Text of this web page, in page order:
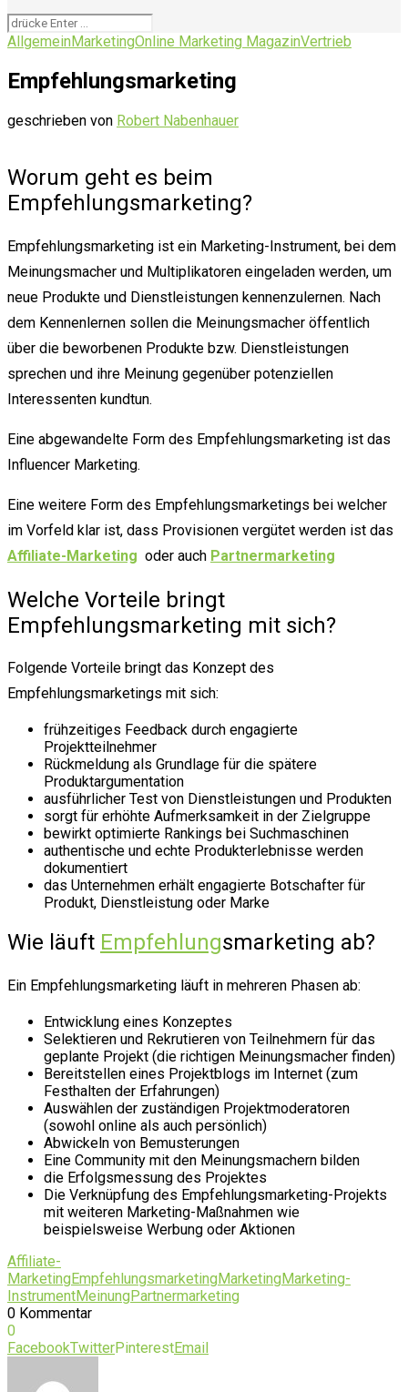
AllgemeinMarketingOnline Marketing MagazinVertrieb
Empfehlungsmarketing
geschrieben von Robert Nabenhauer
Worum geht es beim
Empfehlungsmarketing?
Empfehlungsmarketing ist ein Marketing-Instrument, bei dem
Meinungsmacher und Multiplikatoren eingeladen werden, um
neue Produkte und Dienstleistungen kennenzulernen. Nach
dem Kennenlernen sollen die Meinungsmacher öffentlich
über die beworbenen Produkte bzw. Dienstleistungen
sprechen und ihre Meinung gegenüber potenziellen
Interessenten kundtun.
Eine abgewandelte Form des Empfehlungsmarketing ist das
Influencer Marketing.
Eine weitere Form des Empfehlungsmarketings bei welcher
im Vorfeld klar ist, dass Provisionen vergütet werden ist das
Affiliate-Marketing oder auch Partnermarketing
Welche Vorteile bringt
Empfehlungsmarketing mit sich?
Folgende Vorteile bringt das Konzept des
Empfehlungsmarketings mit sich:
frühzeitiges Feedback durch engagierte
Projektteilnehmer
Rückmeldung als Grundlage für die spätere
Produktargumentation
ausführlicher Test von Dienstleistungen und Produkten
sorgt für erhöhte Aufmerksamkeit in der Zielgruppe
bewirkt optimierte Rankings bei Suchmaschinen
authentische und echte Produkterlebnisse werden
dokumentiert
das Unternehmen erhält engagierte Botschafter für
Produkt, Dienstleistung oder Marke
Wie läuft Empfehlungsmarketing ab?
Ein Empfehlungsmarketing läuft in mehreren Phasen ab:
Entwicklung eines Konzeptes
Selektieren und Rekrutieren von Teilnehmern für das
geplante Projekt (die richtigen Meinungsmacher finden)
Bereitstellen eines Projektblogs im Internet (zum
Festhalten der Erfahrungen)
Auswählen der zuständigen Projektmoderatoren
(sowohl online als auch persönlich)
Abwickeln von Bemusterungen
Eine Community mit den Meinungsmachern bilden
die Erfolgsmessung des Projektes
Die Verknüpfung des Empfehlungsmarketing-Projekts
mit weiteren Marketing-Maßnahmen wie
beispielsweise Werbung oder Aktionen
Affiliate-
Marketing Empfehlungsmarketing Marketing Marketing-
InstrumentMeinung Partnermarketing
0 Kommentar
0
FacebookTwitterPinterestEmail